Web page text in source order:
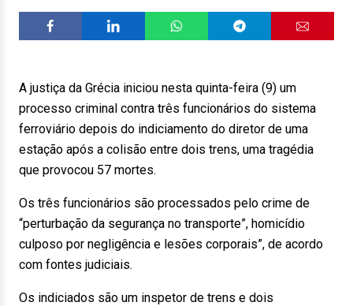
A justiça da Grécia iniciou nesta quinta-feira (9) um
processo criminal contra três funcionários do sistema
ferroviário depois do indiciamento do diretor de uma
estação após a colisão entre dois trens, uma tragédia
que provocou 57 mortes.
Os três funcionários são processados pelo crime de
“perturbação da segurança no transporte”, homicídio
culposo por negligência e lesões corporais”, de acordo
com fontes judiciais.
Os indiciados são um inspetor de trens e dois